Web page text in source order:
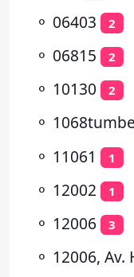
⚬ 06403 2
⚬ 06815 2
⚬ 10130 2
⚬
⚬ 11061 1
⚬ 12002 1
⚬ 12006 3
⚬ 12006, Av.